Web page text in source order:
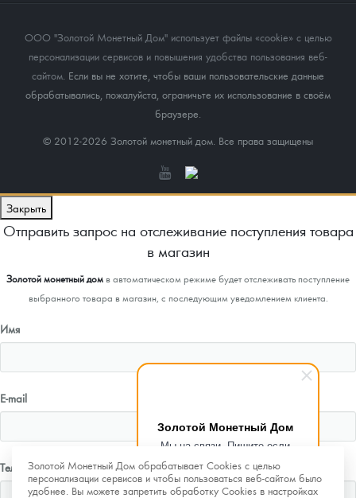
Золотой Монетный Дом
Мы на связи. Пишите если
возникнут любые вопросы.
Рады помочь.
ООО "Золотой Монетный Дом" использует файлы «cookie» с целью
персонализации сервисов и повышения удобства пользования веб-
сайтом. Если вы не хотите, чтобы ваши пользовательские данные
обрабатывались, пожалуйста, ограничьте их использование в своём
браузере.
© 2012-2026 Золотой монетный дом. Все права защищены
Золотой Монетный Дом обрабатывает Cookies с целью
персонализации сервисов и чтобы пользоваться веб-сайтом было
удобнее. Вы можете запретить обработку Cookies в настройках
Закрыть
Отправить запрос на отслеживание поступления товара
в магазин
Золотой монетный домв автоматическом режиме будет отслеживать поступление
выбранного товара в магазин, с последующим уведомлением клиента.
Имя
E-mail
Телефон